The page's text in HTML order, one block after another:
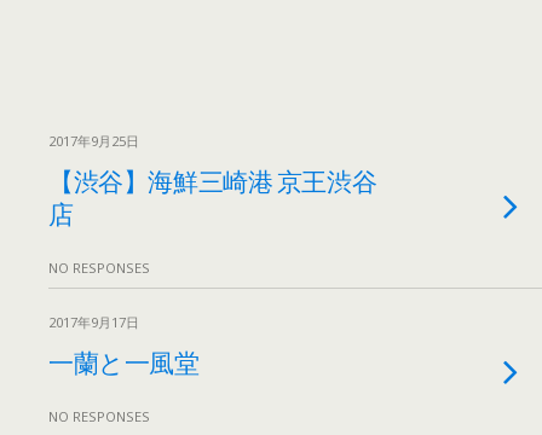
2017年9月25日
【渋谷】海鮮三崎港 京王渋谷
店
NO RESPONSES
2017年9月17日
一蘭と一風堂
NO RESPONSES